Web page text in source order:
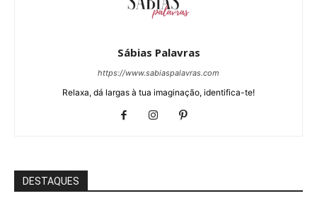
Sábias Palavras
https://www.sabiaspalavras.com
Relaxa, dá largas à tua imaginação, identifica-te!
DESTAQUES